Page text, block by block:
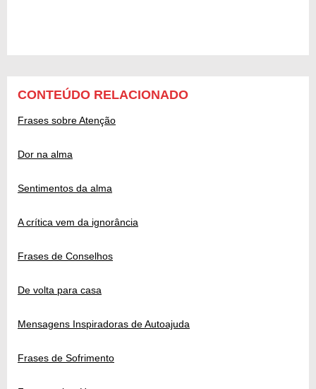
CONTEÚDO RELACIONADO
Frases sobre Atenção
Dor na alma
Sentimentos da alma
A crítica vem da ignorância
Frases de Conselhos
De volta para casa
Mensagens Inspiradoras de Autoajuda
Frases de Sofrimento